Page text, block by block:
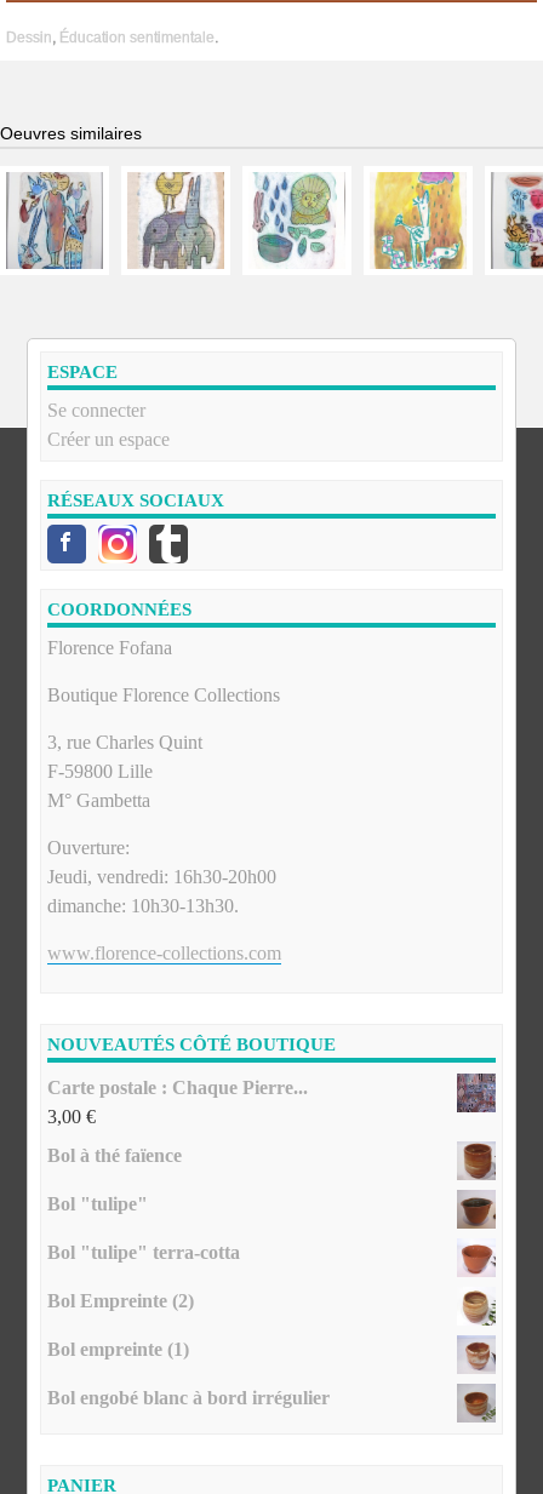
Dessin, Éducation sentimentale.
Oeuvres similaires
ESPACE
Se connecter
Créer un espace
RÉSEAUX SOCIAUX
COORDONNÉES
Florence Fofana
Boutique Florence Collections
3, rue Charles Quint
F-59800 Lille
M° Gambetta
Ouverture:
Jeudi, vendredi: 16h30-20h00
dimanche: 10h30-13h30.
www.florence-collections.com
NOUVEAUTÉS CÔTÉ BOUTIQUE
Carte postale : Chaque Pierre...
3,00€
Bol à thé faïence
Bol "tulipe"
Bol "tulipe" terra-cotta
Bol Empreinte (2)
Bol empreinte (1)
Bol engobé blanc à bord irrégulier
PANIER